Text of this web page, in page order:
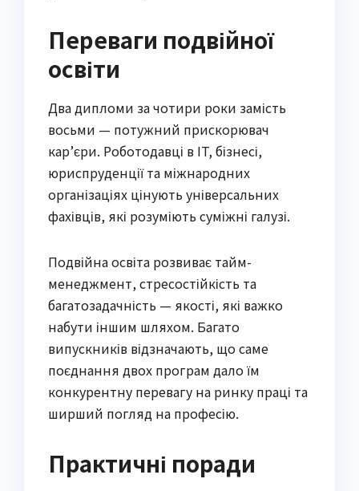
Переваги подвійної
освіти
Два дипломи за чотири роки замість
восьми — потужний прискорювач
кар’єри. Роботодавці в IT, бізнесі,
юриспруденції та міжнародних
організаціях цінують універсальних
фахівців, які розуміють суміжні галузі.
Подвійна освіта розвиває тайм-
менеджмент, стресостійкість та
багатозадачність — якості, які важко
набути іншим шляхом. Багато
випускників відзначають, що саме
поєднання двох програм дало їм
конкурентну перевагу на ринку праці та
ширший погляд на професію.
Практичні поради